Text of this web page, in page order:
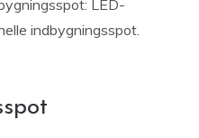
LED-
indbygningsspot.